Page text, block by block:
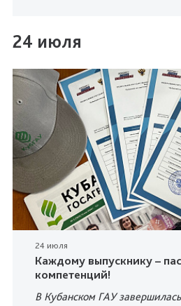
24 июля
24 июля
Каждому выпускнику –
компетенций!
В Кубанском ГАУ